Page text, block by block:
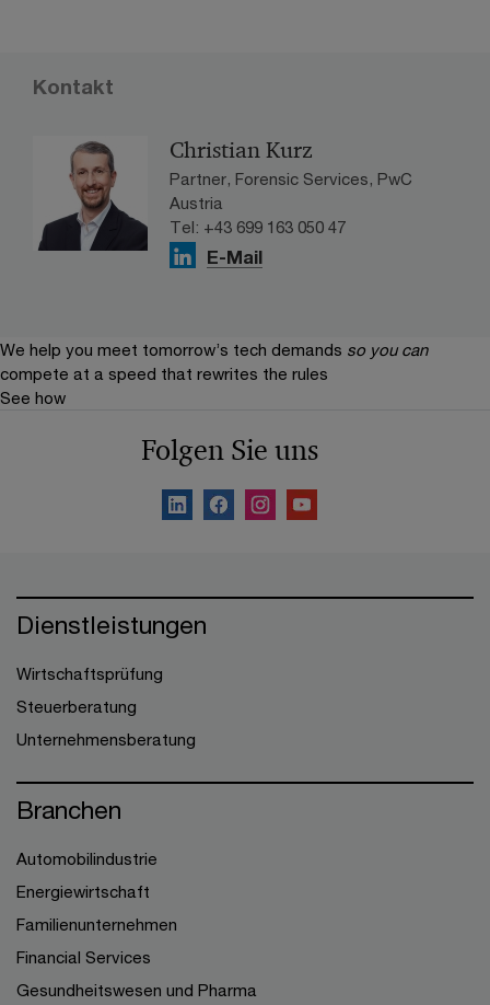
Kontakt
Christian Kurz
Partner, Forensic Services, PwC
Austria
Tel: +43 699 163 050 47
E-Mail
We help you meet tomorrow’s tech demands so you can
compete at a speed that rewrites the rules
See how
Folgen Sie uns
Dienstleistungen
Wirtschaftsprüfung
Steuerberatung
Unternehmensberatung
Branchen
Automobilindustrie
Energiewirtschaft
Familienunternehmen
Financial Services
Gesundheitswesen und Pharma